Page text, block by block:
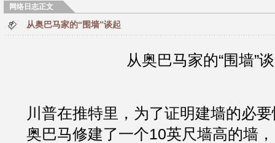
网络日志正文
从奥巴马家的“围墙”谈起
从奥巴马家的“围墙”
川普在推特里，为了证明建墙的必
奥巴马修建了一个10英尺墙高的墙